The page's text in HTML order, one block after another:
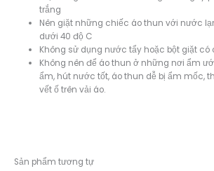
trắng
Nên giặt những chiếc áo thun với nước
dưới 40 độ C
Không sử dụng nước tẩy hoặc bột giặt có
Không nên để áo thun ở những nơi ẩm
ẩm, hút nước tốt, áo thun dễ bị ẩm mốc,
vết ố trên vải áo.
Sản phẩm tương tự